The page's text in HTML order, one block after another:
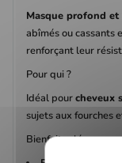
Masque profond
abîmés ou cassants
renforçant leur
Pour qui ?
Idéal pourcheveux
sujets aux fourches
Bienfaits clés